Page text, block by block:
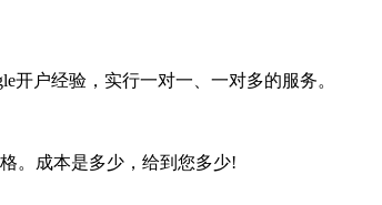
开户经验，实行一对一、一对多的服务。
。成本是多少，给到您多少!